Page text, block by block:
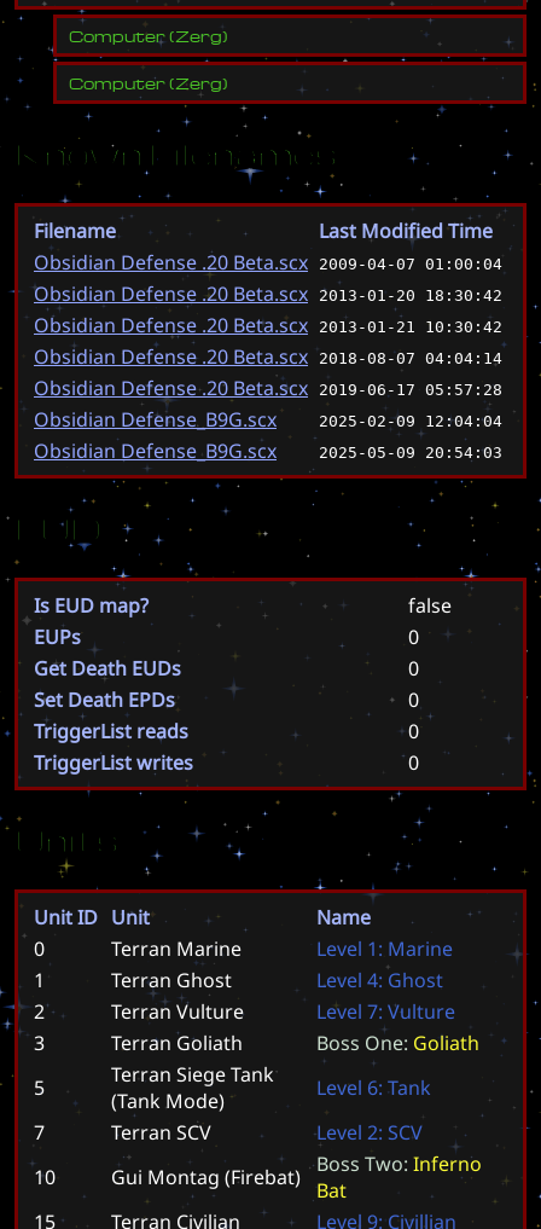
Computer(Zerg)
Computer(Zerg)
Known Filenames
Filename
Last Modified Time
Obsidian Defense .20 Beta.scx
2009-04-07 01:00:04
Obsidian Defense .20 Beta.scx 2013-01-20 18:30:42
Obsidian Defense .20 Beta.scx 2013-01-21 10:30:42
Obsidian Defense .20 Beta.scx 2018-08-07 04:04:14
Obsidian Defense .20 Beta.scx 2019-06-17 05:57:28
Obsidian Defense_B9G.scx 2025-02-09 12:04:04
Obsidian Defense_B9G.scx 2025-05-09 20:54:03
EUD
Is EUD map?
false
EUPs
0
Get Death EUDs
0
Set Death EPDs
0
TriggerList reads
0
TriggerList writes
0
Units
Unit ID Unit
Name
0
Terran Marine Level 1: Marine
1
Terran Ghost Level 4: Ghost
2
Terran Vulture Level 7: Vulture
3
Terran Goliath Boss One: Goliath
5
Terran Siege Tank
(Tank Mode)
Level 6: Tank
7
Terran SCV Level 2: SCV
10
Gui Montag (Firebat) Boss Two: Inferno
Bat
15
Terran Civilian Level 9: Civillian